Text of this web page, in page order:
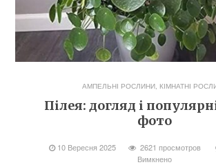
АМПЕЛЬНІ РОСЛИНИ, КІМНАТНІ
Пілея: догляд і
фото
10 Вересня 2025 2621 просмотров
Вимкнено